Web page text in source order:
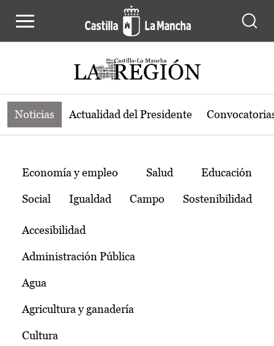
Noticias de la región de Castilla-La
Noticias Actualidad del Presidente
Temas
Economía y empleo Salud Educación
Social Igualdad Campo Sostenibilidad
Accesibilidad
Administración Pública
Agua
Agricultura y ganadería
Cultura